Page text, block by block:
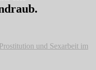
und Sexarbeit im